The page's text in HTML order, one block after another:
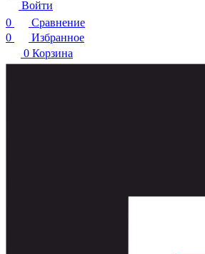
Войти
0
Сравнение
0
Избранное
0 Корзина